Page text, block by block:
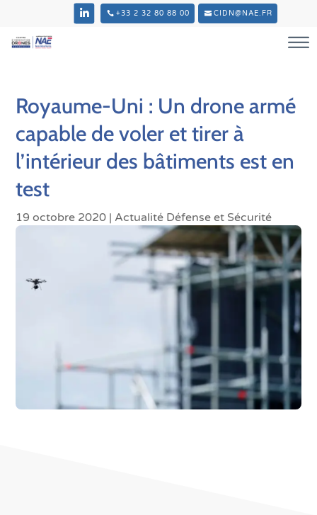
+33 2 32 80 88 00 CIDN@NAE.FR
Royaume-Uni : Un drone armé
capable de voler et tirer à
l’intérieur des bâtiments est en
test
19 octobre 2020 | Actualité Défense et Sécurité